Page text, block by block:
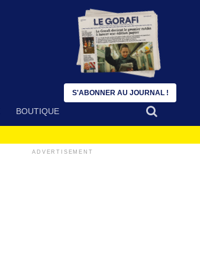
BOUTIQUE
ADVERTISEMENT
S'ABONNER AU JOURNAL !